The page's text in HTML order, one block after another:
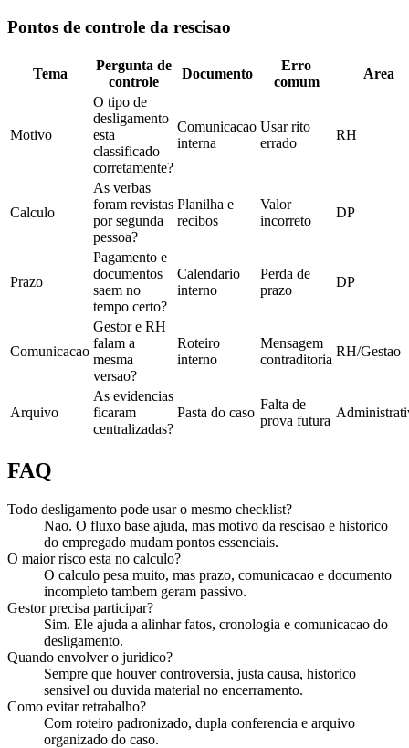
Pontos de controle da rescisao
Tema
Pergunta de
controle
Documento
Erro
comum
Area
Motivo
O tipo de
desligamento
esta
classificado
corretamente?
Comunicacao
interna
Usar rito
errado
RH
Calculo
As verbas
foram revistas
por segunda
pessoa?
Planilha e
recibos
Valor
incorreto
DP
Prazo
Pagamento e
documentos
saem no
tempo certo?
Calendario
interno
Perda de
prazo
DP
Comunicacao
Gestor e RH
falam a
mesma
versao?
Roteiro
interno
Mensagem
contraditoria
RH/Gestao
Arquivo
As evidencias
ficaram
centralizadas?
Pasta do caso
Falta de
prova futura
FAQ
Todo desligamento pode usar o mesmo checklist?
Nao. O fluxo base ajuda, mas motivo da rescisao e historico
do empregado mudam pontos essenciais.
O maior risco esta no calculo?
O calculo pesa muito, mas prazo, comunicacao e documento
incompleto tambem geram passivo.
Gestor precisa participar?
Sim. Ele ajuda a alinhar fatos, cronologia e comunicacao do
desligamento.
Quando envolver o juridico?
Sempre que houver controversia, justa causa, historico
sensivel ou duvida material no encerramento.
Como evitar retrabalho?
Com roteiro padronizado, dupla conferencia e arquivo
organizado do caso.